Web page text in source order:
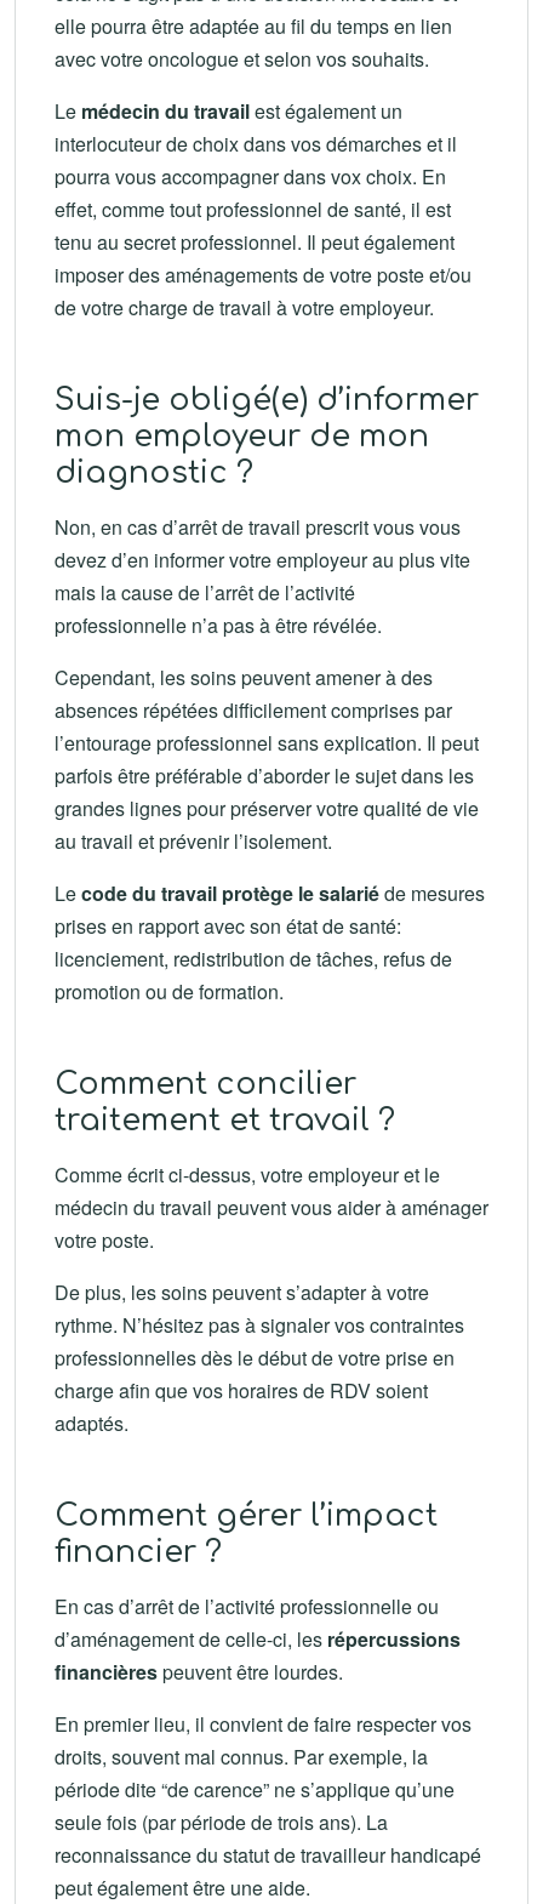
elle pourra être adaptée au fil du temps en lien
avec votre oncologue et selon vos souhaits.
Le médecin du travailest également un
interlocuteur de choix dans vos démarches et il
pourra vous accompagner dans vox choix. En
effet, comme tout professionnel de santé, il est
tenu au secret professionnel. Il peut également
imposer des aménagements de votre poste et/ou
de votre charge de travail à votre employeur.
Suis-je obligé(e) d’informer
mon employeur de mon
diagnostic ?
Non, en cas d’arrêt de travail prescrit vous vous
devez d’en informer votre employeur au plus vite
mais la cause de l’arrêt de l’activité
professionnelle n’a pas à être révélée.
Cependant, les soins peuvent amener à des
absences répétées difficilement comprises par
l’entourage professionnel sans explication. Il peut
parfois être préférable d’aborder le sujet dans les
grandes lignes pour préserver votre qualité de vie
au travail et prévenir l’isolement.
Lecode du travail protège le salariéde mesures
prises en rapport avec son état de santé:
licenciement, redistribution de tâches, refus de
promotion ou de formation.
Comment concilier
traitement et travail ?
Comme écrit ci-dessus, votre employeur et le
médecin du travail peuvent vous aider à aménager
votre poste.
De plus, les soins peuvent s’adapter à votre
rythme. N’hésitez pas à signaler vos contraintes
professionnelles dès le début de votre prise en
charge afin que vos horaires de RDV soient
adaptés.
Comment gérer l’impact
financier ?
En cas d’arrêt de l’activité professionnelle ou
d’aménagement de celle-ci, les répercussions
financièrespeuvent être lourdes.
En premier lieu, il convient de faire respecter vos
droits, souvent mal connus. Par exemple, la
période dite “de carence” ne s’applique qu’une
seule fois (par période de trois ans). La
reconnaissance du statut de travailleur handicapé
peut également être une aide.